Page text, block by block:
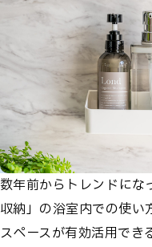
数年前からトレンドにな
収納」の浴室内での使
スペースが有効活用でき